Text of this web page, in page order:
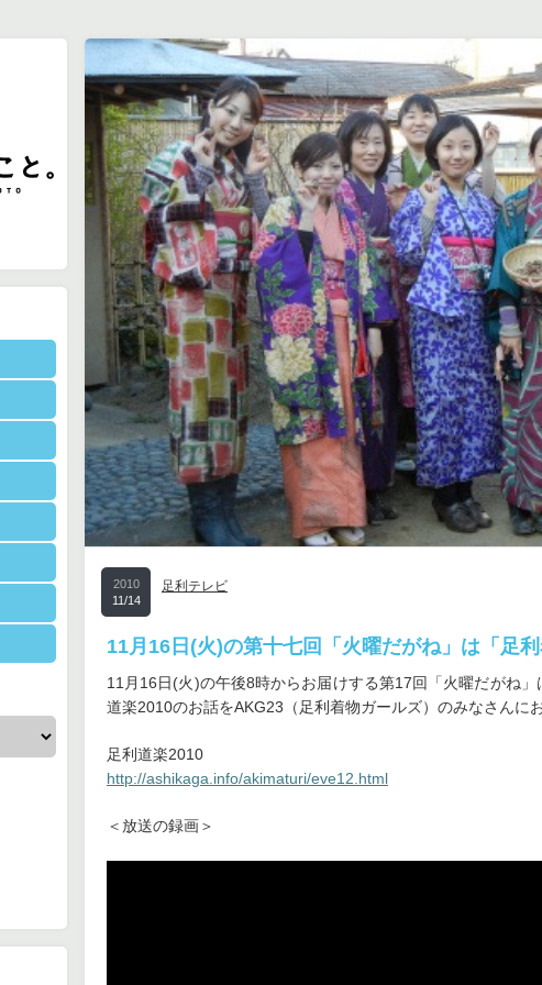
2010
11/14
足利テレビ
11月16日(火)の第十七回「火曜だがね」は「足利
11月16日(火)の午後8時からお届けする第17回「火曜だがね」
道楽2010のお話をAKG23（足利着物ガールズ）のみなさんに
足利道楽2010
http://ashikaga.info/akimaturi/eve12.html
＜放送の録画＞